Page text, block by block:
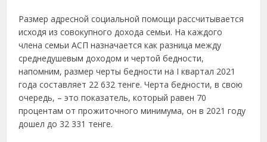
Размер адресной социальной помощи рассчитывается
исходя из совокупного дохода семьи. На каждого
члена семьи АСП назначается как разница между
среднедушевым доходом и чертой бедности,
напомним, размер черты бедности на I квартал 2021
года составляет 22 632 тенге. Черта бедности, в свою
очередь, – это показатель, который равен 70
процентам от прожиточного минимума, он в 2021 году
дошел до 32 331 тенге.